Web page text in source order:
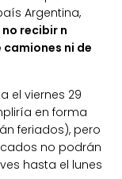
Argentina,
recibir n
ni de
el viernes 29
en forma
feriados), pero
no podrán
hasta el lunes